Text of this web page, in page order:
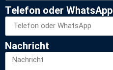
Telefon oder WhatsApp
Nachricht